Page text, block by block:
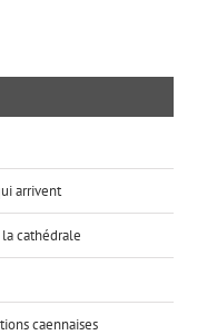
arrivent
cathédrale
caennaises